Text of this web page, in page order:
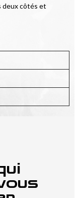
deux côtés et